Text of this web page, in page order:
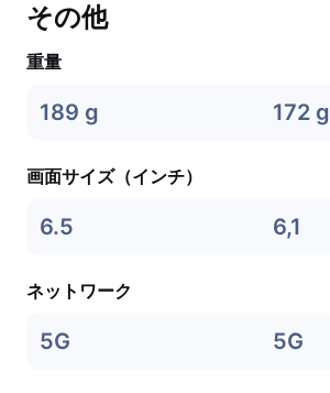
その他
重量
189 g 172 g
画面サイズ（インチ）
6.5 6,1
ネットワーク
5G 5G